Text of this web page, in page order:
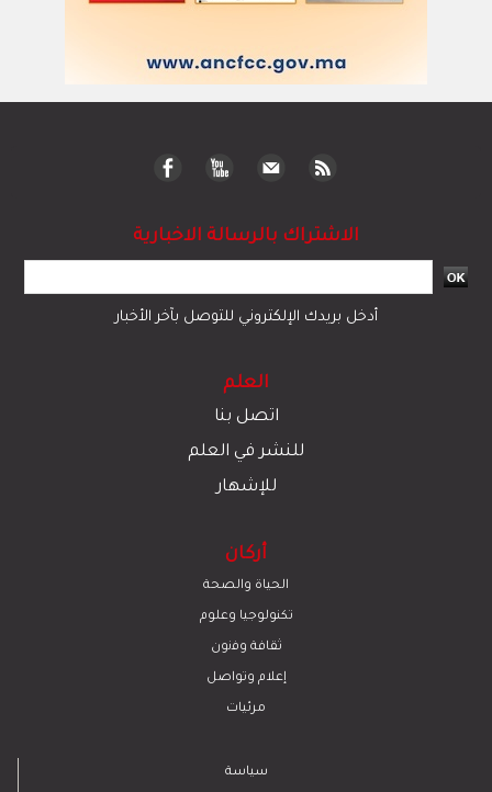
الاشتراك بالرسالة الاخبارية
أدخل بريدك الإلكتروني للتوصل بآخر الأخبار
العلم
اتصل بنا
للنشر في العلم
للإشهار
أركان
الحياة والصحة
تكنولوجيا وعلوم
ﺛﻘﺎﻓﺔ وﻓﻧون
إعلام وتواصل
مرئيات
سياسة